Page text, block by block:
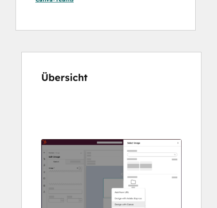
Übersicht
um
andere
Elemente
anzuzeigen